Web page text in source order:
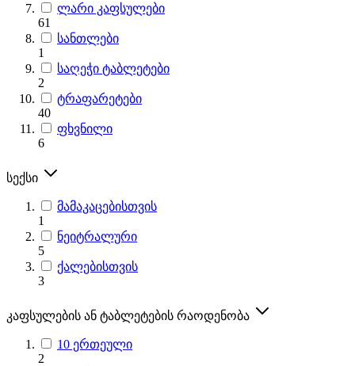
ლარი კაფსულები
61
სანთლები
1
საღეჭი ტაბლეტები
2
ტრაფარეტები
40
ფხვნილი
6
სექსი
მამაკაცებისთვის
1
ნეიტრალური
5
ქალებისთვის
3
კაფსულების ან ტაბლეტების რაოდენობა
10 ერთეული
2